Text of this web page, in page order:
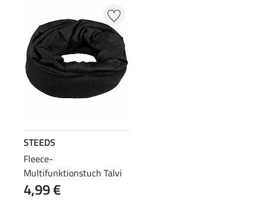
STEEDS
Fleece-
Multifunktionstuch Talvi
4,99 €